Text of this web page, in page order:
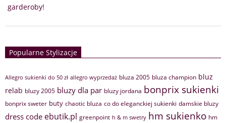
garderoby!
Popularne Stylizacje
Allegro sukienki do 50 zł allegro wyprzedaż bluza 2005 bluza champion bluz
relab bluzy 2005 bluzy dla par bluzy jordana bonprix sukienki
bonprix sweter buty chaotic bluza co do eleganckiej sukienki damskie bluzy
dress code ebutik.pl greenpoint h & m swetry hm sukienko hm